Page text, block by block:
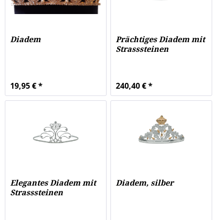
Diadem
19,95 € *
Prächtiges Diadem mit
Strasssteinen
240,40 € *
Elegantes Diadem mit
Strasssteinen
Diadem, silber